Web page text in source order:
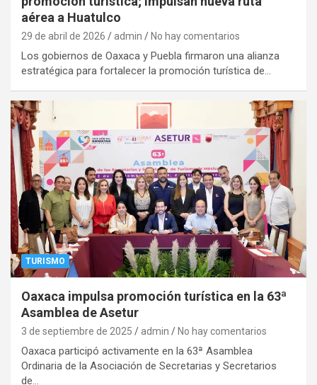
aérea a Huatulco
29 de abril de 2026 admin No hay comentarios
Los gobiernos de Oaxaca y Puebla firmaron una alianza
estratégica para fortalecer la promoción turística de…
TURISMO
Oaxaca impulsa promoción turística en la 63ª
Asamblea de Asetur
3 de septiembre de 2025 admin No hay comentarios
Oaxaca participó activamente en la 63ª Asamblea
Ordinaria de la Asociación de Secretarias y Secretarios
de…